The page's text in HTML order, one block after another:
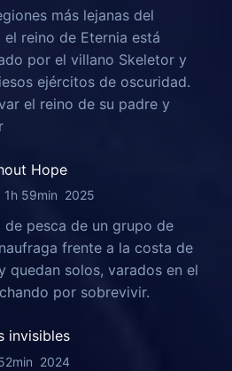
más lejanas del
el reino de Eternia está
por el villano Skeletor y
ejércitos de oscuridad.
el reino de su padre y
Hope
1h 59min 2025
de pesca de un grupo de
frente a la costa de
quedan solos, varados en el
por sobrevivir.
invisibles
2024